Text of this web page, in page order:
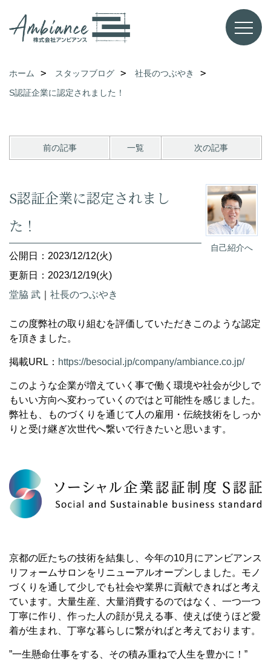
ホーム スタッフブログ
社長のつぶやき
S認証企業に認定されました！
前の記事 一覧 次の記事
自己紹介へ
S認証企業に認定されまし
た！
公開日：2023/12/12(火)
更新日：2023/12/19(火)
堂脇 武
社長のつぶやき
この度弊社の取り組むを評価していただきこのような認定
を頂きました。
掲載URL： https://besocial.jp/company/ambiance.co.jp/
このような企業が増えていく事で働く環境や社会が少しで
もいい方向へ変わっていくのではと可能性を感じました。
弊社も、ものづくりを通じて人の雇用・伝統技術をしっか
りと受け継ぎ次世代へ繋いで行きたいと思います。
京都の匠たちの技術を結集し、今年の10月にアンビアンス
リフォームサロンをリニューアルオープンしました。モノ
づくりを通して少しでも社会や業界に貢献できればと考え
ています。大量生産、大量消費するのではなく、一つ一つ
丁寧に作り、作った人の顔が見える事、使えば使うほど愛
着が生まれ、丁寧な暮らしに繋がればと考えております。
”一生懸命仕事をする、その積み重ねで人生を豊かに！”